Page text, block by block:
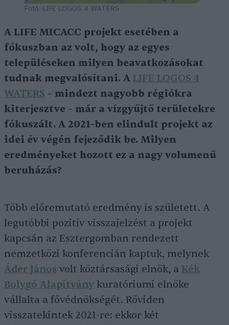
Fotó: LIFE LOGOS 4 WATERS
A LIFE MICACC projekt esetében a
fókuszban az volt, hogy az egyes
településeken milyen beavatkozásokat
tudnak megvalósítani. A LIFE LOGOS 4
WATERS – mindezt nagyobb régiókra
kiterjesztve – már a vízgyűjtő területekre
fókuszált. A 2021-ben elindult projekt az
idei év végén fejeződik be. Milyen
eredményeket hozott ez a nagy volumenű
beruházás?
Több előremutató eredmény is született. A
legutóbbi pozitív visszajelzést a projekt
kapcsán az Esztergomban rendezett
nemzetközi konferencián kaptuk, melynek
Áder János volt köztársasági elnök, a Kék
Bolygó Alapítvány kuratóriumi elnöke
vállalta a fővédnökségét. Röviden
visszatekintek 2021-re: ekkor két